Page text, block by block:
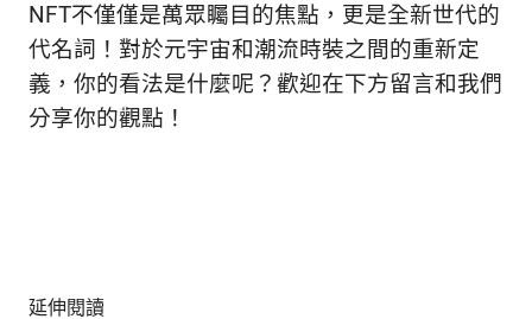
NFT不僅僅是萬眾矚目的焦點，更是全新世代的
代名詞！對於元宇宙和潮流時裝之間的重新定
義，你的看法是什麼呢？歡迎在下方留言和我們
分享你的觀點！
延伸閱讀